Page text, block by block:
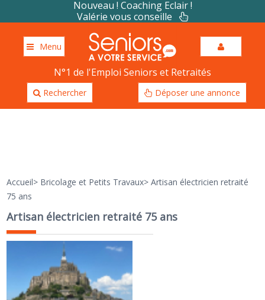
Nouveau ! Coaching Eclair !
Valérie vous conseille
Menu
N°1 de l'Emploi Seniors et Retraités
Rechercher Déposer une annonce
Accueil> Bricolage et Petits Travaux>Artisan électricien retraité
75 ans
Artisan électricien retraité 75 ans